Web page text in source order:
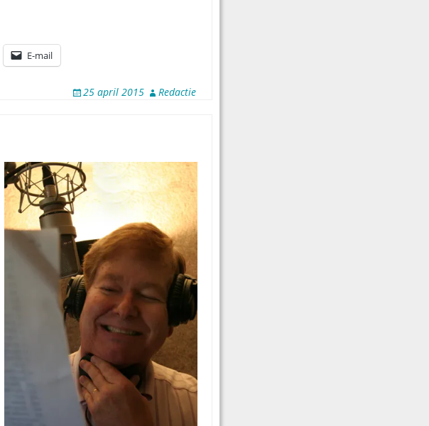
E-mail
25 april 2015 Redactie